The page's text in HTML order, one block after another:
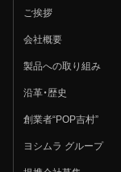
ご挨拶
会社概要
製品への取り組み
沿革・歴史
創業者“POP吉村”
ヨシムラ グループ